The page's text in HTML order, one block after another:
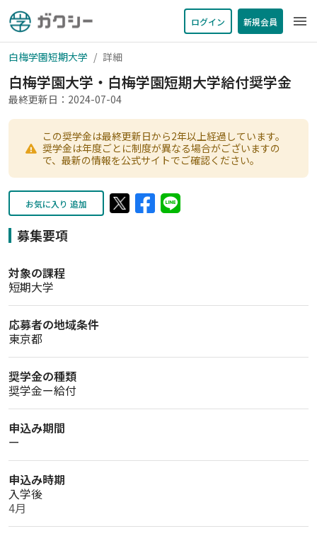
ログイン 新規会員 menu
白梅学園短期大学 詳細
白梅学園大学・白梅学園短期大学給付奨学金
最終更新日：2024-07-04
この奨学金は最終更新日から2年以上経過しています。
奨学金は年度ごとに制度が異なる場合がございますの
で、最新の情報を公式サイトでご確認ください。
お気に入り 追加
募集要項
対象の課程
短期大学
応募者の地域条件
東京都
奨学金の種類
奨学金ー給付
申込み期間
ー
申込み時期
入学後
4月